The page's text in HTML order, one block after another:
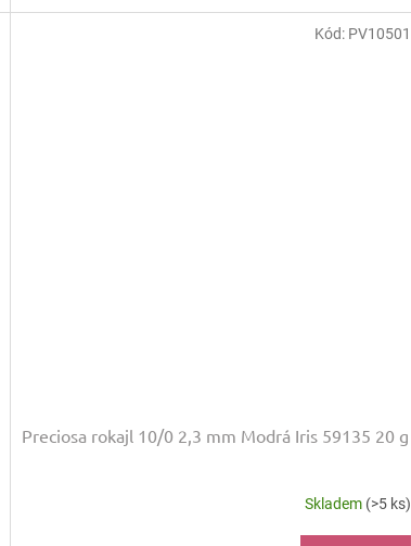
Preciosa rokajl 10/0 2,3 mm Modrá Iris 59135 20 g
Skladem (>5 ks)
Kód: PV10501